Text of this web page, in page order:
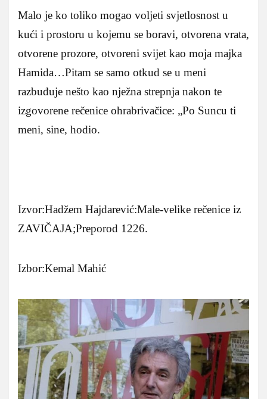
Malo je ko toliko mogao voljeti svjetlosnost u
kući i prostoru u kojemu se boravi, otvorena vrata,
otvorene prozore, otvoreni svijet kao moja majka
Hamida…Pitam se samo otkud se u meni
razbuđuje nešto kao nježna strepnja nakon te
izgovorene rečenice ohrabrivačice: „Po Suncu ti
meni, sine, hodio.
Izvor:Hadžem Hajdarević:Male-velike rečenice iz
ZAVIČAJA;Preporod 1226.
Izbor:Kemal Mahić